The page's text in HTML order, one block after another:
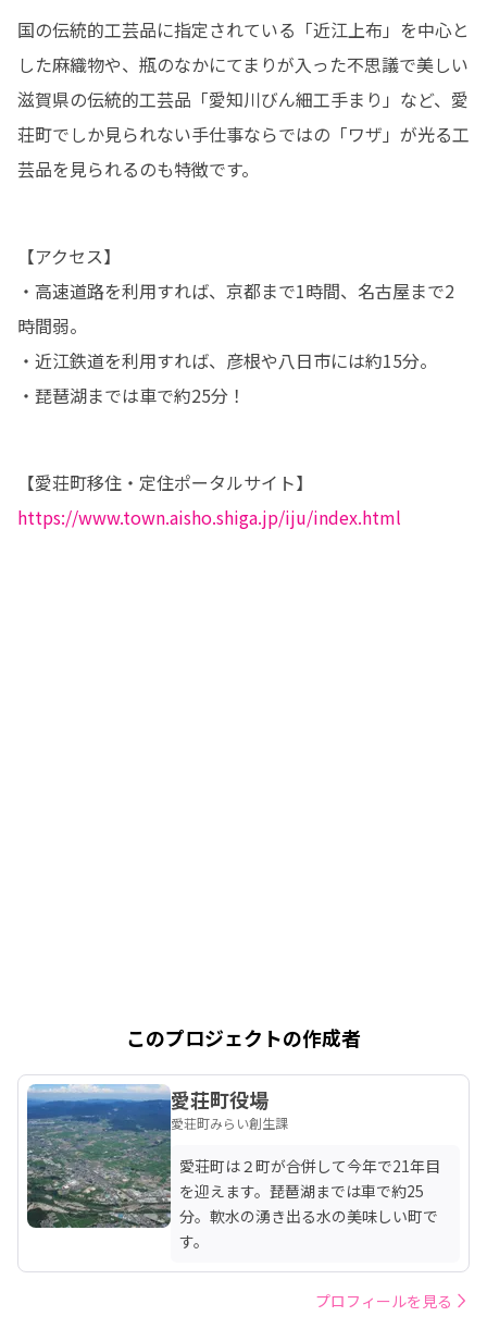
国の伝統的工芸品に指定されている「近江上布」を中心と
した麻織物や、瓶のなかにてまりが入った不思議で美しい
滋賀県の伝統的工芸品「愛知川びん細工手まり」など、愛
荘町でしか見られない手仕事ならではの「ワザ」が光る工
芸品を見られるのも特徴です。
【アクセス】
・高速道路を利用すれば、京都まで1時間、名古屋まで2
時間弱。
・近江鉄道を利用すれば、彦根や八日市には約15分。
・琵琶湖までは車で約25分！
https://www.town.aisho.shiga.jp/iju/index.html
このプロジェクトの作成者
愛荘町役場
愛荘町みらい創生課
愛荘町は２町が合併して今年で21年目
を迎えます。琵琶湖までは車で約25
分。軟水の湧き出る水の美味しい町で
す。
プロフィールを見る